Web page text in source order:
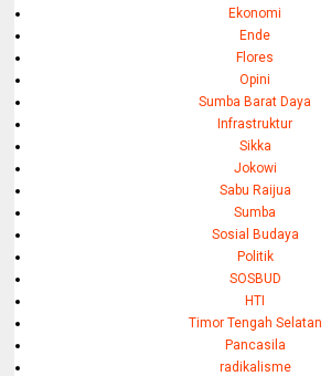
Ekonomi
Ende
Flores
Opini
Sumba Barat Daya
Infrastruktur
Sikka
Jokowi
Sabu Raijua
Sumba
Sosial Budaya
Politik
SOSBUD
HTI
Timor Tengah Selatan
Pancasila
radikalisme